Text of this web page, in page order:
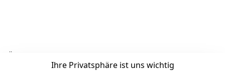
Ähnliche Produkte
Ihre Privatsphäre ist uns wichtig